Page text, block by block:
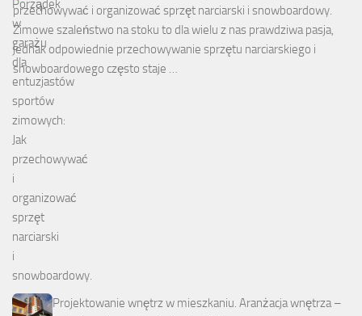
przechowywać i organizować sprzęt narciarski i snowboardowy.
Zimowe szaleństwo na stoku to dla wielu z nas prawdziwa pasja,
jednak odpowiednie przechowywanie sprzętu narciarskiego i
snowboardowego często staje …
Projektowanie wnętrz w mieszkaniu. Aranżacja wnętrza –